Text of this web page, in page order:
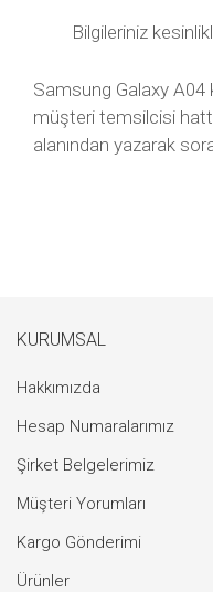
Bilgileriniz
Samsung Galaxy A04
müşteri temsilcisi
alanından yazarak
KURUMSAL
Hakkımızda
Hesap Numaralarımız
Şirket Belgelerimiz
Müşteri Yorumları
Kargo Gönderimi
Ürünler